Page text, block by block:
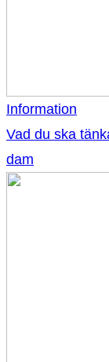
Information
Vad du ska
dam